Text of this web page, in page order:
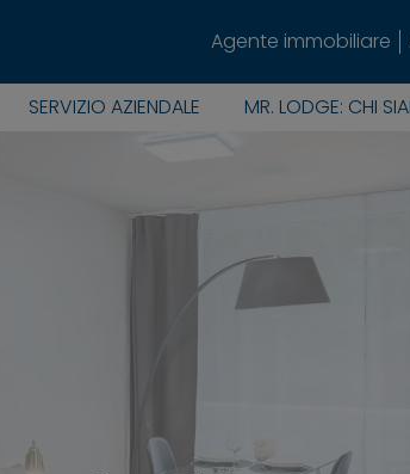
Agente immobiliare
SERVIZIO AZIENDALE MR. LODGE: CHI